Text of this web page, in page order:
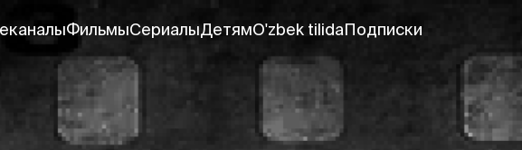
ФильмыСериалыДетямO'zbek tilidaПодписки